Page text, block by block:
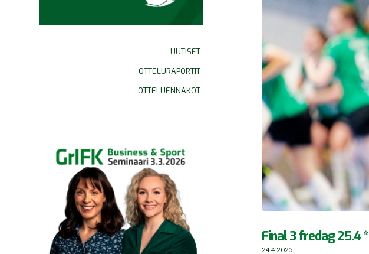
Final 3 fredag 25.4 *
24.4.2025
UUTISET
OTTELURAPORTIT
OTTELUENNAKOT